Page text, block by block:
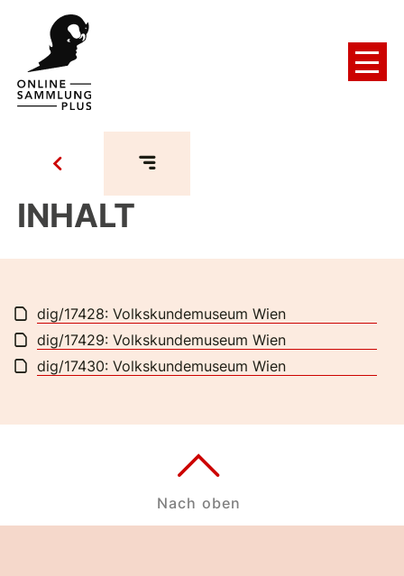
INHALT
dig/17428: Volkskundemuseum Wien
dig/17429: Volkskundemuseum Wien
dig/17430: Volkskundemuseum Wien
Nach oben